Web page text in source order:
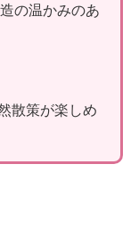
の温かみのあ
散策が楽しめ